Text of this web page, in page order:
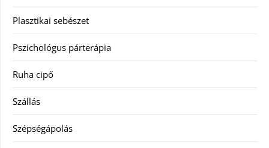
Plasztikai sebészet
Pszichológus párterápia
Ruha cipő
Szállás
Szépségápolás